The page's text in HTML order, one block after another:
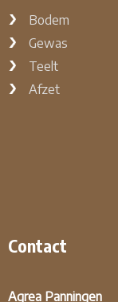
Bodem
Gewas
Teelt
Afzet
Contact
Agrea Panningen